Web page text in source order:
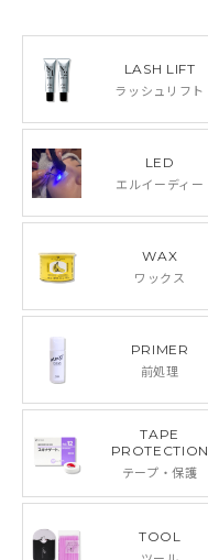
LASH LIFT
ラッシュリフト
LED
エルイーディー
WAX
ワックス
PRIMER
前処理
TAPE
PROTECTION
テープ・保護
TOOL